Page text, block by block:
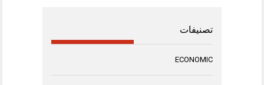
تصنيفات
ECONOMIC